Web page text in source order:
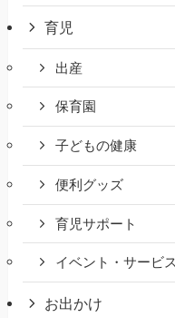
育児
出産
保育園
子どもの健康
便利グッズ
育児サポート
イベント・サービス
お出かけ